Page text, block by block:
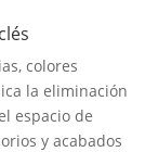
colores
la eliminación
espacio de
y acabados